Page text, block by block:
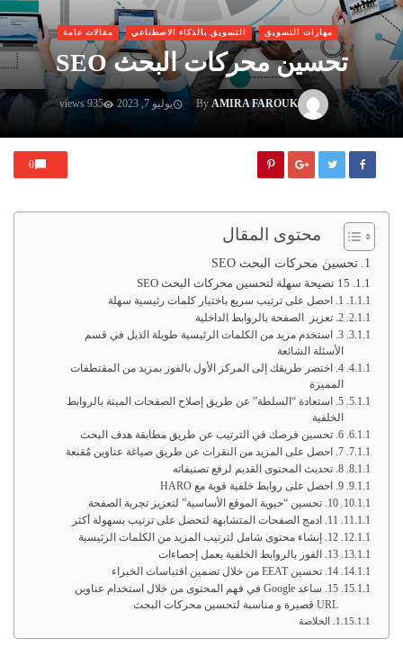
مهارات التسويق التسويق بالذكاء الاصطناعي مقالات عامة
تحسين محركات البحث SEO
ByAMIRA FAROUK يوليو 7, 2023 935 views
0
محتوى المقال
تحسين محركات البحث SEO
15 نصيحة سهلة لتحسين محركات البحث SEO
1. احصل على ترتيب سريع باختيار كلمات رئيسية سهلة
2. تعزيز الصفحة بالروابط الداخلية
3. استخدم مزيد من الكلمات الرئيسية طويلة الذيل في قسم
الأسئلة الشائعة
4. اختصر طريقك إلى المركز الأول بالفوز بمزيد من المقتطفات
المميزة
5. استعادة “السلطة” عن طريق إصلاح الصفحات الميتة بالروابط
الخلفية
6. تحسين فرصك في الترتيب عن طريق مطابقة هدف البحث
7. احصل على المزيد من النقرات عن طريق صياغة عناوين مُقنعة
8. تحديث المحتوى القديم لرفع تصنيفاته
9. احصل على روابط خلفية قوية مع HARO
10. تحسين “حيوية الموقع الأساسية” لتعزيز تجربة الصفحة
11. ادمج الصفحات المتشابهة لتحصل على ترتيب بسهولة أكثر
12. إنشاء محتوى شامل لترتيب المزيد من الكلمات الرئيسية
13. الفوز بالروابط الخلفية بعمل إحصاءات
14. تحسين EEAT من خلال تضمين اقتباسات الخبراء
15. ساعد Google في فهم المحتوى من خلال استخدام عناوين
URL قصيرة و مناسبة لتحسين محركات البحث
الخلاصة